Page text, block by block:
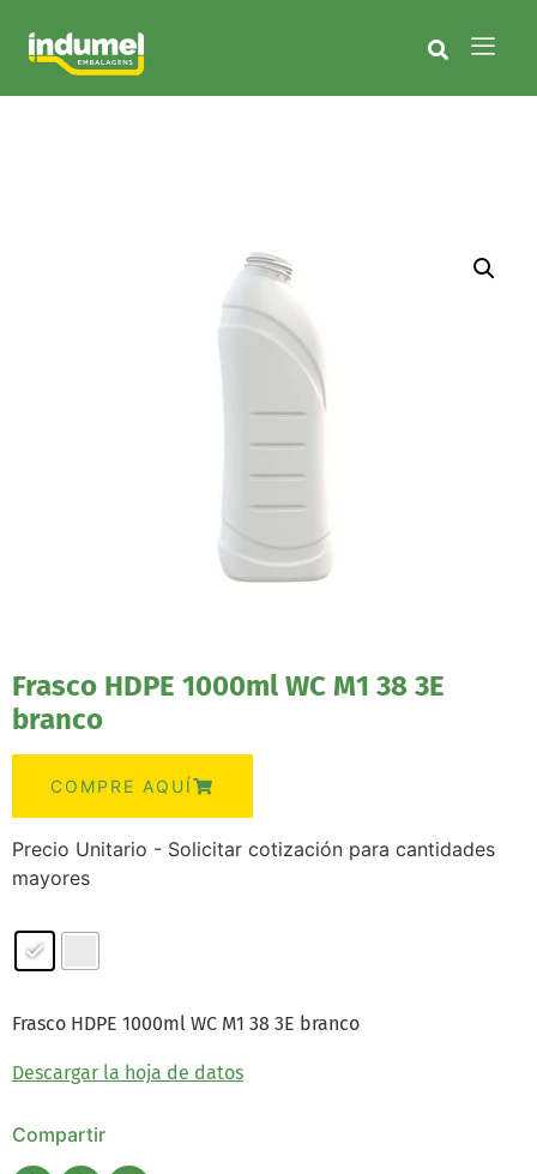
Frasco HDPE 1000ml WC M1 38 3E
branco
COMPRE AQUÍ
Precio Unitario - Solicitar cotización para cantidades
mayores
Frasco HDPE 1000ml WC M1 38 3E branco
Descargar la hoja de datos
Compartir